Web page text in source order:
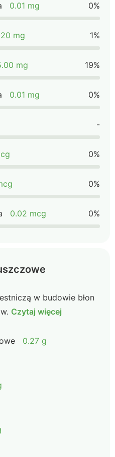
0.01 mg 0%
mg 1%
mg 19%
0.01 mg 0%
-
0%
0%
0.02 mcg 0%
w budowie błon
Czytaj więcej
0.27 g